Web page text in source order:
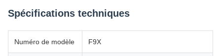
Spécifications techniques
Numéro de modèle F9X